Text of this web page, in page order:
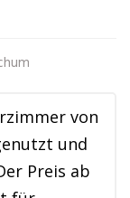
von
und
Preis ab